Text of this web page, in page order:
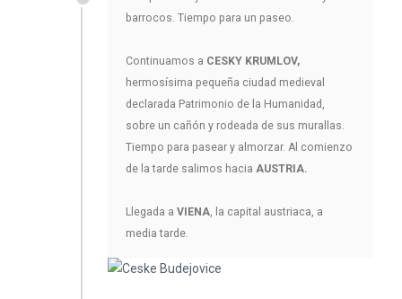
barrocos. Tiempo para un paseo.
Continuamos a CESKY KRUMLOV,
hermosísima pequeña ciudad medieval
declarada Patrimonio de la Humanidad,
sobre un cañón y rodeada de sus murallas.
Tiempo para pasear y almorzar. Al comienzo
de la tarde salimos hacia AUSTRIA.
Llegada a VIENA, la capital austriaca, a
media tarde.